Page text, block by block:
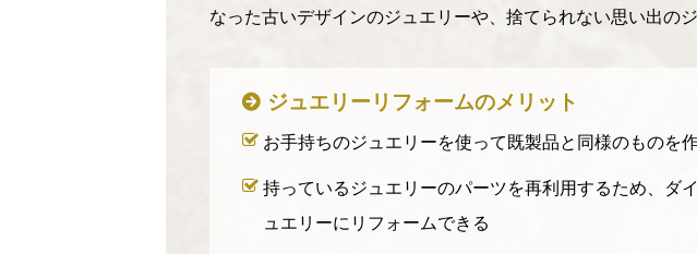
なった古いデザインのジュエリーや、捨てられない思い出の
ジュエリーリフォームのメリット
お手持ちのジュエリーを使って既製品と同様のものを
持っているジュエリーのパーツを再利用するため、ダ
ュエリーにリフォームできる